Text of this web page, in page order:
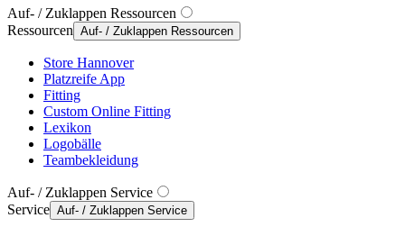
Auf- / Zuklappen Ressourcen
Ressourcen Auf- / Zuklappen Ressourcen
Store Hannover
Platzreife App
Fitting
Custom Online Fitting
Lexikon
Logobälle
Teambekleidung
Auf- / Zuklappen Service
Service Auf- / Zuklappen Service